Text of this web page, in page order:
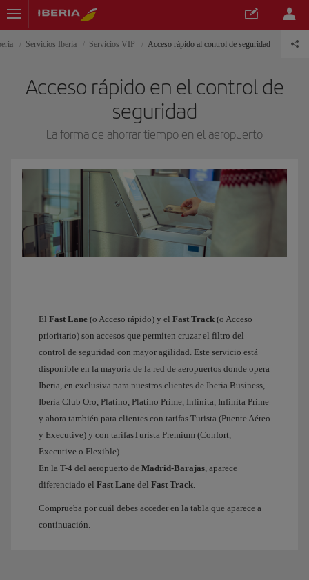
Servicios Iberia Servicios VIP Acceso rápido al control de seguridad
Acceso rápido en el control de
seguridad
La forma de ahorrar tiempo en el aeropuerto
El Fast Lane (o Acceso rápido) y el Fast Track (o Acceso
prioritario) son accesos que permiten cruzar el filtro del
control de seguridad con mayor agilidad. Este servicio está
disponible en la mayoría de la red de aeropuertos donde opera
Iberia, en exclusiva para nuestros clientes de Iberia Business,
Iberia Club Oro, Platino, Platino Prime, Infinita, Infinita Prime
y ahora también para clientes con tarifas Turista (Puente Aéreo
y Executive) y con tarifasTurista Premium (Confort,
Executive o Flexible).
En la T-4 del aeropuerto de Madrid-Barajas , aparece
diferenciado el Fast Lane del Fast Track
Comprueba por cuál debes acceder en la tabla que aparece a
continuación.